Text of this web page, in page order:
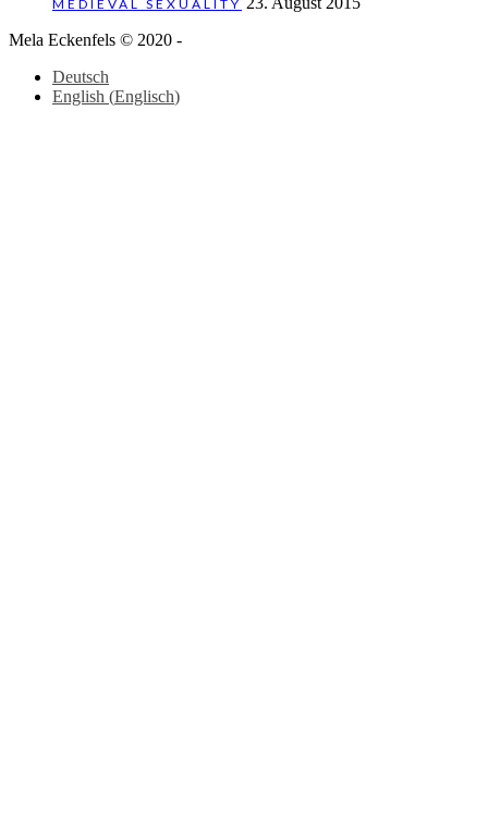
MEDIEVAL SEXUALITY
Mela Eckenfels © 2020 -
Deutsch
English (Englisch)